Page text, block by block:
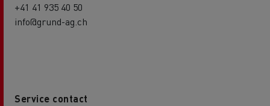
+41 41 935 40 50
info@grund-ag.ch
Service contact